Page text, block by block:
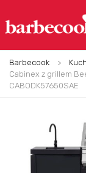
Barbecook >
Cabinex z grillem
CABODK57650SAE